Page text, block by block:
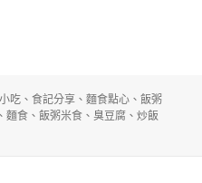
店 平價小吃店
吃 、食記分享 、麵食點心 、飯粥
、麵食 、飯粥米食 、 臭豆腐 、炒飯
吃店〉